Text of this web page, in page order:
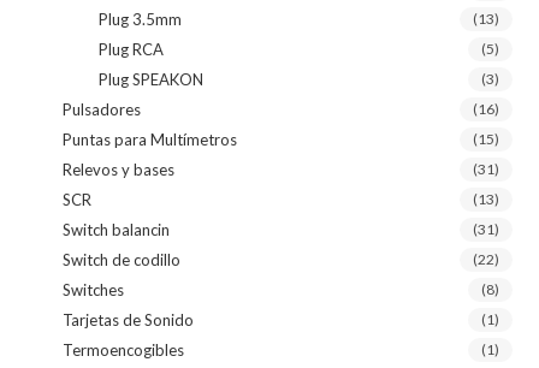
Plug 3.5mm (13)
Plug RCA (5)
Plug SPEAKON (3)
Pulsadores (16)
Puntas para Multímetros (15)
Relevos y bases (31)
SCR (13)
Switch balancin (31)
Switch de codillo (22)
Switches (8)
Tarjetas de Sonido (1)
Termoencogibles (1)